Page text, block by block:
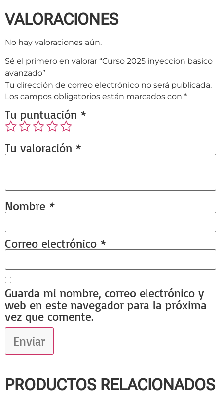
VALORACIONES
No hay valoraciones aún.
Sé el primero en valorar “Curso 2025 inyeccion basico
avanzado”
Tu dirección de correo electrónico no será publicada.
Los campos obligatorios están marcados con *
Tu puntuación *
Tu valoración *
Nombre *
Correo electrónico *
Guarda mi nombre, correo electrónico y
web en este navegador para la próxima
vez que comente.
PRODUCTOS RELACIONADOS